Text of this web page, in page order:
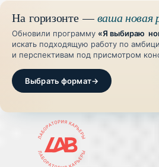
На горизонте —ваша новая
Обновили программу «Я выбираю
искать подходящую работу по
и перспективам под присмотром
Выбрать формат→